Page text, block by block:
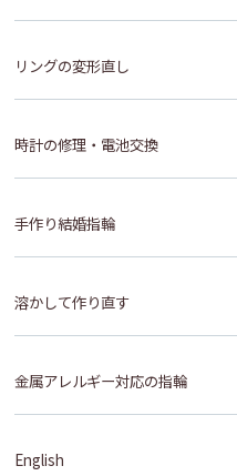
リングの変形直し
時計の修理・電池交換
手作り結婚指輪
溶かして作り直す
金属アレルギー対応の指輪
English